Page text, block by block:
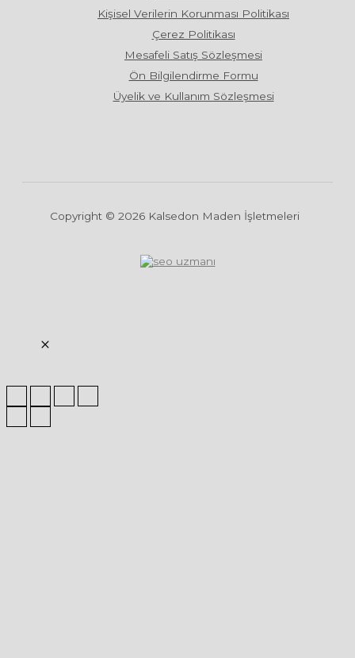
Kişisel Verilerin Korunması Politikası
Çerez Politikası
Mesafeli Satış Sözleşmesi
Ön Bilgilendirme Formu
Üyelik ve Kullanım Sözleşmesi
Copyright © 2026 Kalsedon Maden İşletmeleri